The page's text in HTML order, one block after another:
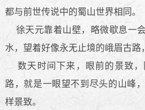
都与前世传说中的蜀山世界相同。
徐天元靠着山壁，略微歇息一
水，望着好像永无止境的峨眉古路
数天时间下来，眼前的景致，
路，就是一眼望不到尽头的山峰
样景致。